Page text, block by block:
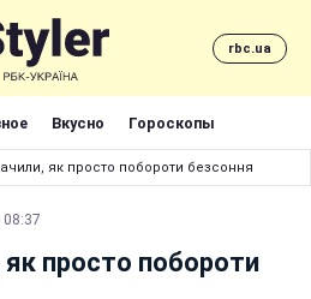
rbc.ua
Вкусно Гороскопы
як просто побороти безсоння
08:37
як просто побороти